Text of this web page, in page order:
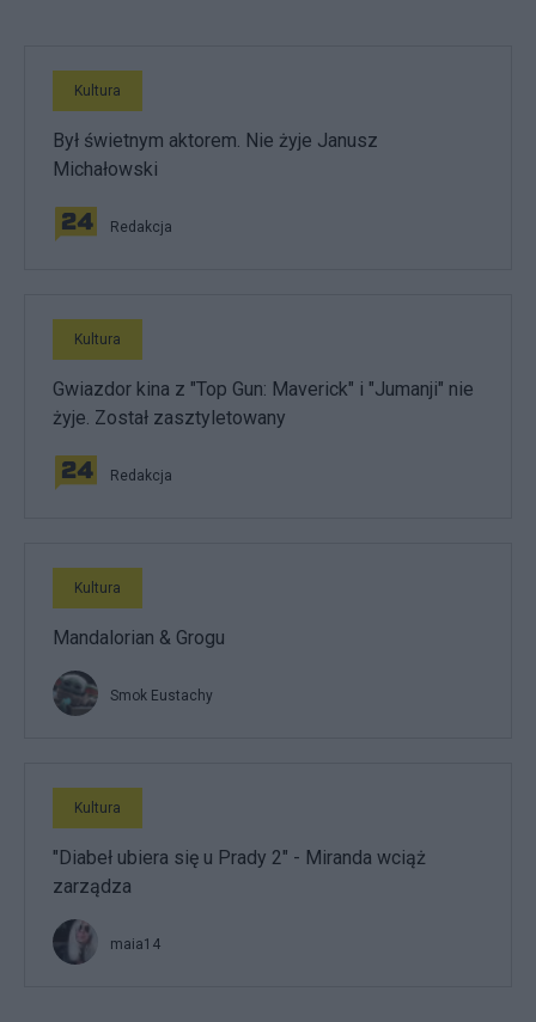
Kultura
Był świetnym aktorem. Nie żyje Janusz
Michałowski
Redakcja
Kultura
Gwiazdor kina z "Top Gun: Maverick" i "Jumanji" nie
żyje. Został zasztyletowany
Redakcja
Kultura
Mandalorian & Grogu
Smok Eustachy
Kultura
"Diabeł ubiera się u Prady 2" - Miranda wciąż
zarządza
maia14